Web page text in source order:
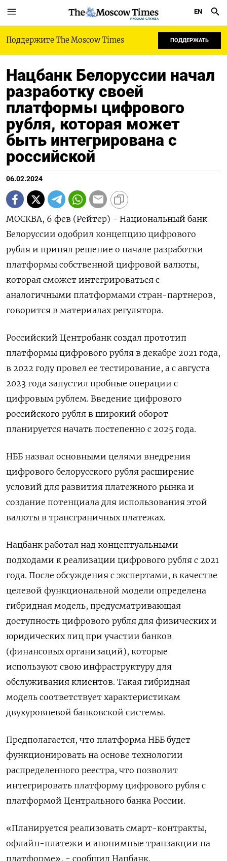
РУССКАЯ СЛУЖБА
EN
Поддержите The Moscow Times ПОДДЕРЖАТЬ
Нацбанк Белоруссии начал
разработку своей
платформы цифрового
рубля, которая может
быть интегрирована с
российской
06.02.2024
МОСКВА, 6 фев (Рейтер) - Национальный банк
Белоруссии одобрил концепцию цифрового
рубля и принял решение о начале разработки
платформы собственной цифровой валюты,
которая сможет интегрироваться с
аналогичными платформами стран-партнеров,
говорится в материалах регулятора.
Российский Центробанк создал прототип
платформы цифрового рубля в декабре 2021 года,
в 2022 году провел ее тестирование, а с августа
2023 года запустил пробные операции с
цифровым рублем. Введение цифрового
российского рубля в широкий оборот
планируется начать постепенно с 2025 года.
НББ назвал основными целями внедрения
цифрового белорусского рубля расширение
условий для развития платежного рынка и
создание потенциала для использования этой
валюты в трансграничных платежах.
Нацбанк работал над концептуальными
подходами к реализации цифрового рубля с 2021
года. После обсуждения с экспертами, в качестве
целевой функциональной модели определена
гибридная модель, предусматривающая
доступность цифрового рубля для физических и
юридических лиц при участии банков
(финансовых организаций), которые
используют свою инфраструктуру для
обслуживания клиентов. Такая гибридная
модель соответствует характеристикам
двухуровневой банковской системы.
Предполагается, что платформа НББ будет
функционировать на основе технологии
распределенного реестра, что позволит
интегрировать платформу цифрового рубля с
платформой Центрального банка России.
«Планируется реализовать смарт-контракты,
офлайн-платежи и анонимные транзакции на
платформе», - сообщил Нацбанк.